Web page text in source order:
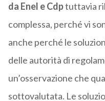
da Enel e Cdptuttavia
complessa, perché vi
anche perché le
delle autorità di
un’osservazione che
sottovalutata. Le